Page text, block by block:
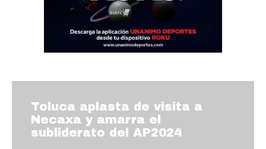
Toluca aplasta de visita a
Necaxa y amarra el
subliderato del AP2024